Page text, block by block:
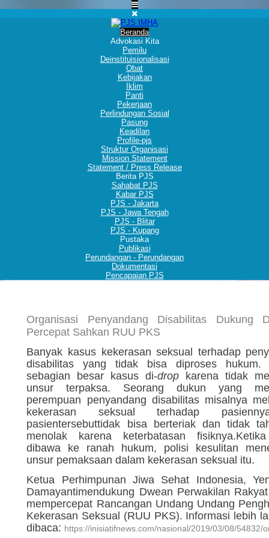
Beranda
Advokasi Kita
Pemilu
Deinstituisionalisasi
Obat
Kebijakan
Iklim
Panti
Pekerjaan
Perlindungan Sosial
Pasung
Keadilan
Profile-pjs
Struktur Organisasi
Mission Statement
Statement / Press Release
Berita PJS
Sahabat PJS
Kabar PJS
PJS - Jakarta
PJS - Jawa Tengah
PJS - Blitar
PJS - Kupang
Pustaka
Publikasi
Perundangan - Perundangan
Dokumentasi
Pencapaian PJS
Organisasi Penyandang Disabilitas Dukung
Percepat Sahkan RUU PKS
Banyak kasus kekerasan seksual terhadap
disabilitas yang tidak bisa diproses hukum.
sebagian besar kasus di-drop karena tidak
unsur terpaksa. Seorang dukun yang
perempuan penyandang disabilitas misalnya
kekerasan seksual terhadap
pasientersebuttidak bisa berteriak dan tidak
menolak karena keterbatasan
dibawa ke ranah hukum, polisi kesulitan
unsur pemaksaan dalam kekerasan seksual itu.
Ketua Perhimpunan Jiwa Sehat Indonesia,
Damayantimendukung Dwean Perwakilan
mempercepat Rancangan Undang Undang
Kekerasan Seksual (RUU PKS). Informasi lebih
dibaca: https://inisiatifnews.com/nasional/2019/03/08/54832/